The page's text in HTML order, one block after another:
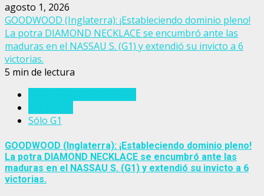
agosto 1, 2026
GOODWOOD (Inglaterra): ¡Estableciendo dominio pleno!
La potra DIAMOND NECKLACE se encumbró ante las
maduras en el NASSAU S. (G1) y extendió su invicto a 6
victorias.
5 min de lectura
Sólo G1
GOODWOOD (Inglaterra): ¡Estableciendo dominio pleno!
La potra DIAMOND NECKLACE se encumbró ante las
maduras en el NASSAU S. (G1) y extendió su invicto a 6
victorias.